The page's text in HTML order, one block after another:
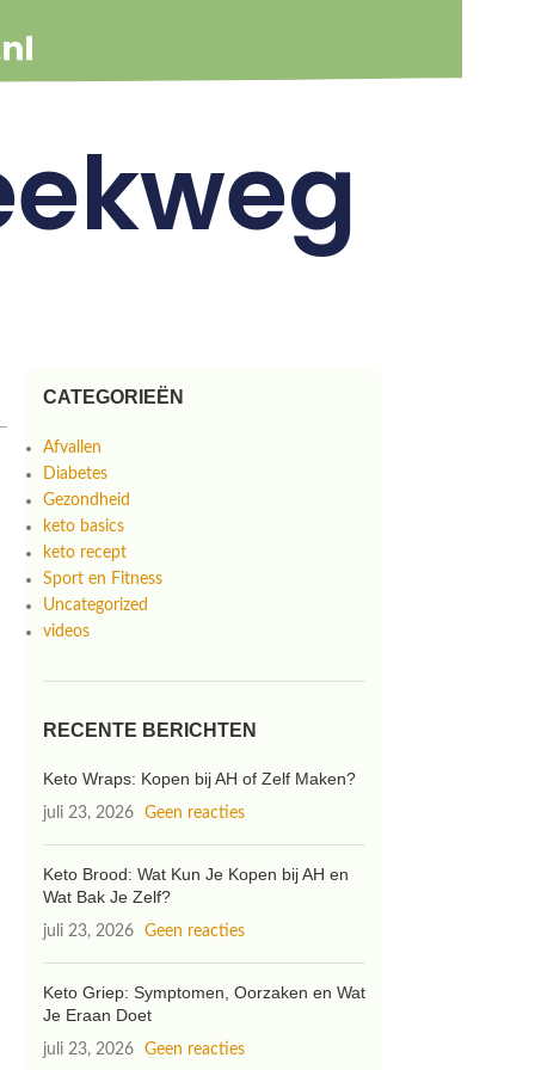
CATEGORIEËN
Afvallen
Diabetes
Gezondheid
keto basics
keto recept
Sport en Fitness
Uncategorized
videos
RECENTE BERICHTEN
Keto Wraps: Kopen bij AH of Zelf Maken?
juli 23, 2026 Geen reacties
Keto Brood: Wat Kun Je Kopen bij AH en
Wat Bak Je Zelf?
juli 23, 2026 Geen reacties
Keto Griep: Symptomen, Oorzaken en Wat
Je Eraan Doet
juli 23, 2026 Geen reacties